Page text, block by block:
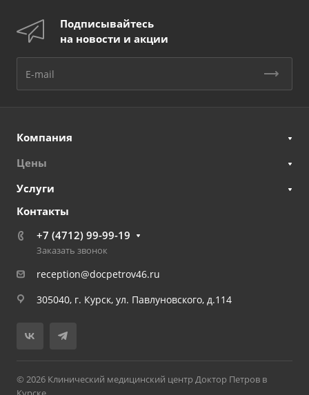
Подписывайтесь
на новости и акции
Компания
Цены
Услуги
Контакты
+7 (4712) 99-99-19
Заказать звонок
reception@docpetrov46.ru
305040, г. Курск, ул. Павлуновского, д.114
© 2026 Клинический медицинский центр Доктор Петров в